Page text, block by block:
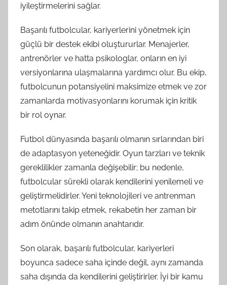
iyileştirmelerini sağlar.
Başarılı futbolcular, kariyerlerini yönetmek için
güçlü bir destek ekibi oluştururlar. Menajerler,
antrenörler ve hatta psikologlar, onların en iyi
versiyonlarına ulaşmalarına yardımcı olur. Bu ekip,
futbolcunun potansiyelini maksimize etmek ve zor
zamanlarda motivasyonlarını korumak için kritik
bir rol oynar.
Futbol dünyasında başarılı olmanın sırlarından biri
de adaptasyon yeteneğidir. Oyun tarzları ve teknik
gereklilikler zamanla değişebilir; bu nedenle,
futbolcular sürekli olarak kendilerini yenilemeli ve
geliştirmelidirler. Yeni teknolojileri ve antrenman
metotlarını takip etmek, rekabetin her zaman bir
adım önünde olmanın anahtarıdır.
Son olarak, başarılı futbolcular, kariyerleri
boyunca sadece saha içinde değil, aynı zamanda
saha dışında da kendilerini geliştirirler. İyi bir kamu